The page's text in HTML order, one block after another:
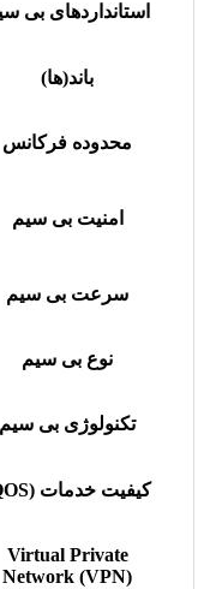
استانداردهای بی
باند(ها)
محدوده فرکانس
امنیت بی سیم
سرعت بی سیم
نوع بی سیم
تکنولوژی بی سیم
کیفیت خدمات (QOS)
Virtual Private
Network (VPN)